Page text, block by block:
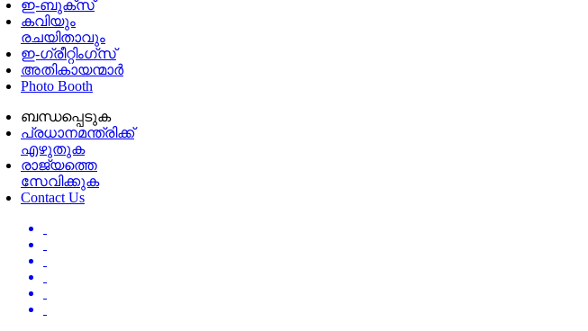
ഇ-ബുക്‌സ്
കവിയും
രചയിതാവും
ഇ-ഗ്രീറ്റിംഗ്‌സ്
അതികായന്മാർ
Photo Booth
ബന്ധപ്പെടുക
പ്രധാനമന്ത്രിക്ക്
എഴുതുക
രാജ്യത്തെ
സേവിക്കുക
Contact Us